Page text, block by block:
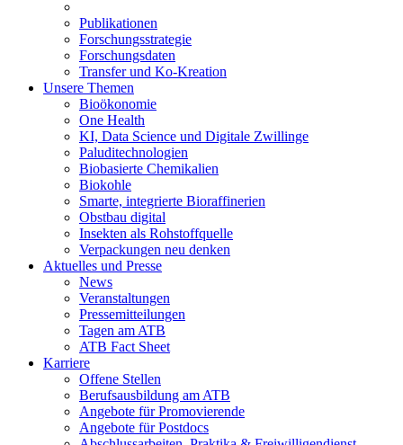
Publikationen
Forschungsstrategie
Forschungsdaten
Transfer und Ko-Kreation
Unsere Themen
Bioökonomie
One Health
KI, Data Science und Digitale Zwillinge
Paluditechnologien
Biobasierte Chemikalien
Biokohle
Smarte, integrierte Bioraffinerien
Obstbau digital
Insekten als Rohstoffquelle
Verpackungen neu denken
Aktuelles und Presse
News
Veranstaltungen
Pressemitteilungen
Tagen am ATB
ATB Fact Sheet
Karriere
Offene Stellen
Berufsausbildung am ATB
Angebote für Promovierende
Angebote für Postdocs